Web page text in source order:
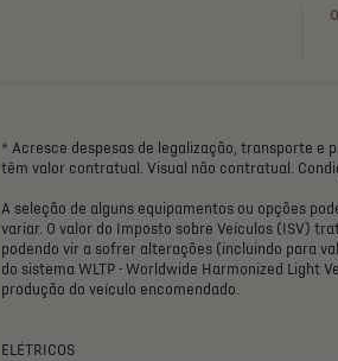
* Acresce despesas de legalização, transporte e
têm valor contratual. Visual não contratual.
A seleção de alguns equipamentos ou opções
variar. O valor do Imposto sobre Veículos (ISV)
podendo vir a sofrer alterações (incluindo para
do sistema WLTP - Worldwide Harmonized Light
produção do veículo encomendado.
ELÉTRICOS